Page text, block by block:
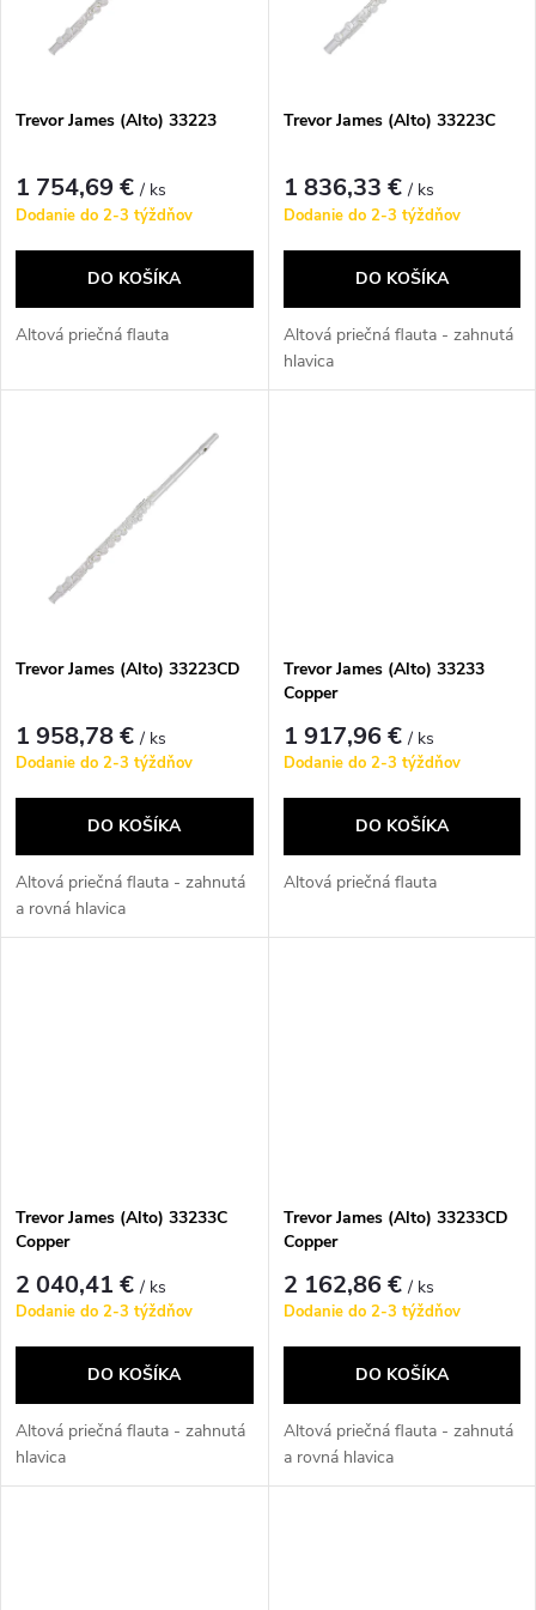
e
p
r
o
d
v
s
p
r
d
u
v
Trevor James (Alto) 33223
1 754,69 €/ ks
Dodanie do 2-3 týždňov
DO KOŠÍKA
Altová priečná flauta
Trevor James (Alto) 33223C
1 836,33 €/ ks
Dodanie do 2-3 týždňov
DO KOŠÍKA
Altová priečná flauta - zahnutá
hlavica
Trevor James (Alto) 33223CD
1 958,78 €/ ks
Dodanie do 2-3 týždňov
DO KOŠÍKA
Altová priečná flauta - zahnutá
a rovná hlavica
Trevor James (Alto) 33233
Copper
1 917,96 €/ ks
Dodanie do 2-3 týždňov
DO KOŠÍKA
Altová priečná flauta
Trevor James (Alto) 33233C
Copper
2 040,41 €/ ks
Dodanie do 2-3 týždňov
DO KOŠÍKA
Altová priečná flauta - zahnutá
hlavica
Trevor James (Alto) 33233CD
Copper
2 162,86 €/ ks
Dodanie do 2-3 týždňov
DO KOŠÍKA
Altová priečná flauta - zahnutá
a rovná hlavica